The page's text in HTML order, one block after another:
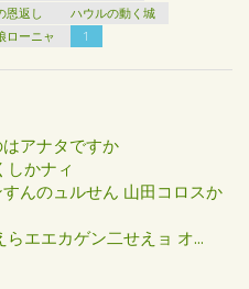
恩返し
ハウルの動く城
ローニャ 1
アナタですか
かナィ
んのュルせん 山田コロスか
エエカゲン二せえョ オ...